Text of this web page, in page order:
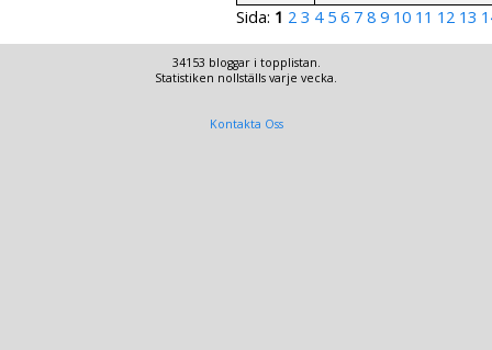
Sida: 1 2 3 4 5 6 7 8 9 10 11 12 13
34153 bloggar i topplistan.
Statistiken nollställs varje vecka.
Kontakta Oss